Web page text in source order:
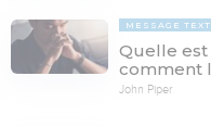
MESSAGE
Quelle
comment
John Piper